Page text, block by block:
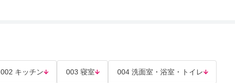
002 キッチン 003 寝室 004 洗面室・浴室・トイレ